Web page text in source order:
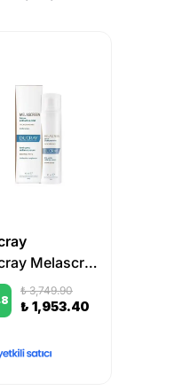
Ducray Melascreen Leke Eğilimli Ciltler İçin Aydınlatıcı Etkili Serum 40 ml
₺ 3,749.90
₺ 1,953.40